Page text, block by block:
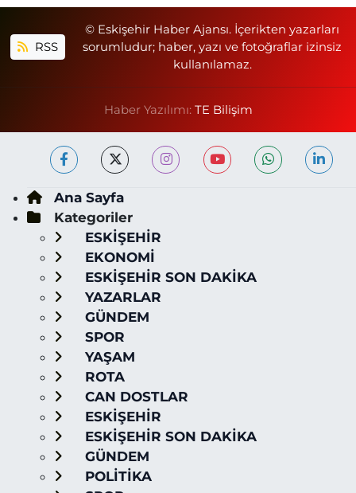
RSS
© Eskişehir Haber Ajansı. İçerikten yazarları
sorumludur; haber, yazı ve fotoğraflar izinsiz
kullanılamaz.
Haber Yazılımı: TE Bilişim
Ana Sayfa
Kategoriler
ESKİŞEHİR
EKONOMİ
ESKİŞEHİR SON DAKİKA
YAZARLAR
GÜNDEM
SPOR
YAŞAM
ROTA
CAN DOSTLAR
ESKİŞEHİR
ESKİŞEHİR SON DAKİKA
GÜNDEM
POLİTİKA